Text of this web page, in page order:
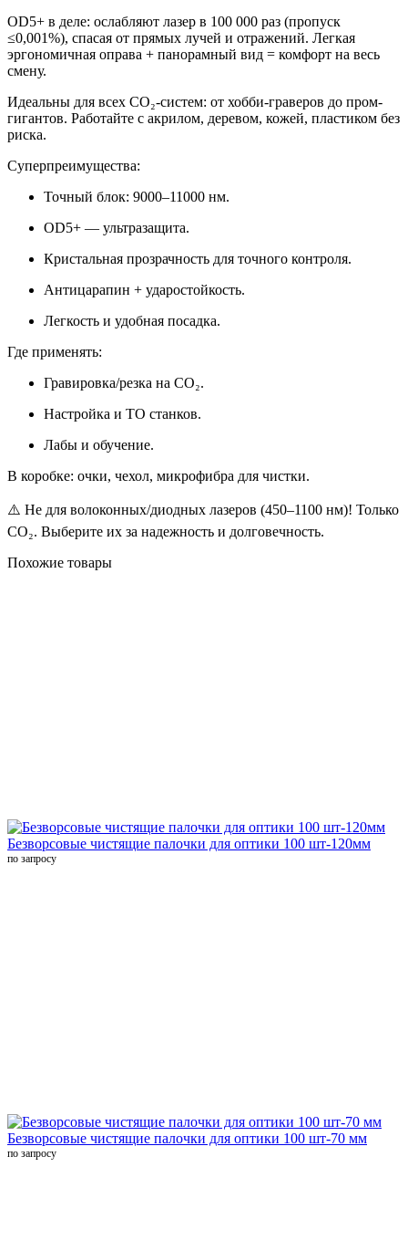
OD5+ в деле: ослабляют лазер в 100 000 раз (пропуск
≤0,001%), спасая от прямых лучей и отражений. Легкая
эргономичная оправа + панорамный вид = комфорт на весь
смену.
Идеальны для всех CO₂-систем: от хобби-граверов до пром-
гигантов. Работайте с акрилом, деревом, кожей, пластиком без
риска.
Суперпреимущества:
Точный блок: 9000–11000 нм.
OD5+ — ультразащита.
Кристальная прозрачность для точного контроля.
Антицарапин + ударостойкость.
Легкость и удобная посадка.
Где применять:
Гравировка/резка на CO₂.
Настройка и ТО станков.
Лабы и обучение.
В коробке: очки, чехол, микрофибра для чистки.
⚠️ Не для волоконных/диодных лазеров (450–1100 нм)! Только
CO₂. Выберите их за надежность и долговечность.
Похожие товары
Безворсовые чистящие палочки для оптики 100 шт-120мм
по запросу
Безворсовые чистящие палочки для оптики 100 шт-70 мм
по запросу